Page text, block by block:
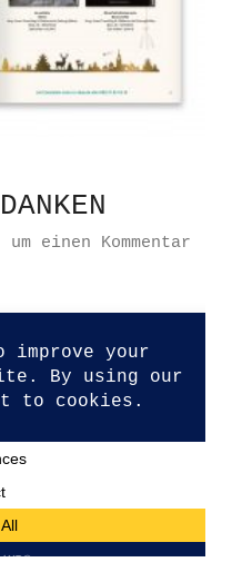
einen Kommentar
Reserved.